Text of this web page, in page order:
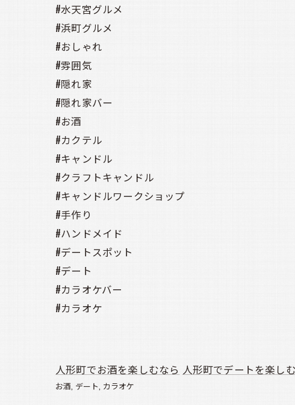
#水天宮グルメ
#浜町グルメ
#おしゃれ
#雰囲気
#隠れ家
#隠れ家バー
#お酒
#カクテル
#キャンドル
#クラフトキャンドル
#キャンドルワークショップ
#手作り
#ハンドメイド
#デートスポット
#デート
#カラオケバー
#カラオケ
人形町でお酒を楽しむなら 人形町でデートを楽し
お酒 デート カラオケ